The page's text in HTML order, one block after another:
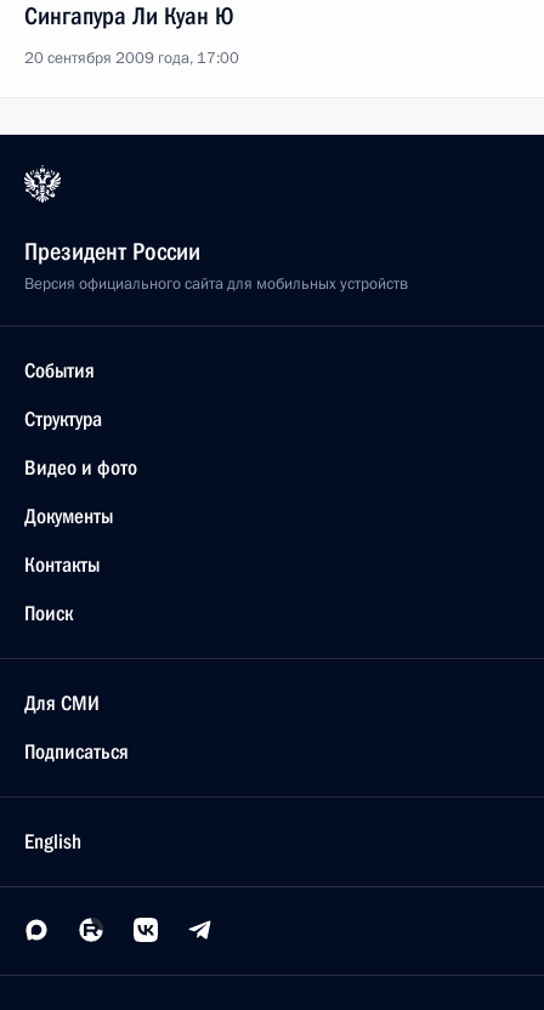
Сингапура Ли Куан Ю
20 сентября 2009 года, 17:00
Президент России
Версия официального сайта для мобильных устройств
События
Структура
Видео и фото
Документы
Контакты
Поиск
Для СМИ
Подписаться
English